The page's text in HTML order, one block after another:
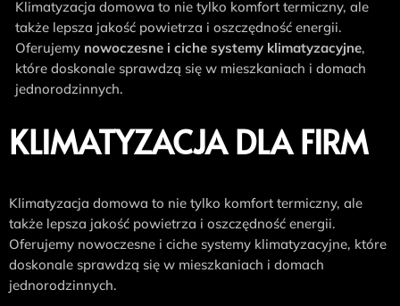
Klimatyzacja domowa to nie tylko komfort termiczny, ale
także lepsza jakość powietrza i oszczędność energii.
Oferujemy nowoczesne i ciche systemy klimatyzacyjne,
które doskonale sprawdzą się w mieszkaniach i domach
jednorodzinnych.
KLIMATYZACJA DLA FIRM
Klimatyzacja domowa to nie tylko komfort termiczny, ale
także lepsza jakość powietrza i oszczędność energii.
Oferujemy nowoczesne i ciche systemy klimatyzacyjne, które
doskonale sprawdzą się w mieszkaniach i domach
jednorodzinnych.